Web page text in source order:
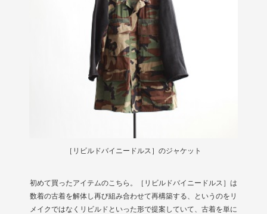
［リビルドバイニードルス］のジャケット
初めて買ったアイテムのこちら。［リビルドバイニードルス］は
数着の古着を解体し再び組み合わせて再構築する、というのをリ
メイクではなくリビルドといった形で提案していて、古着を単に